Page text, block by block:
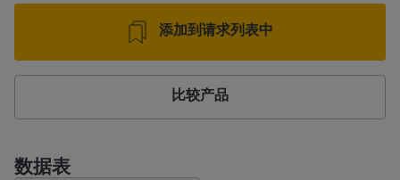
添加到请求列表中
比较产品
数据表